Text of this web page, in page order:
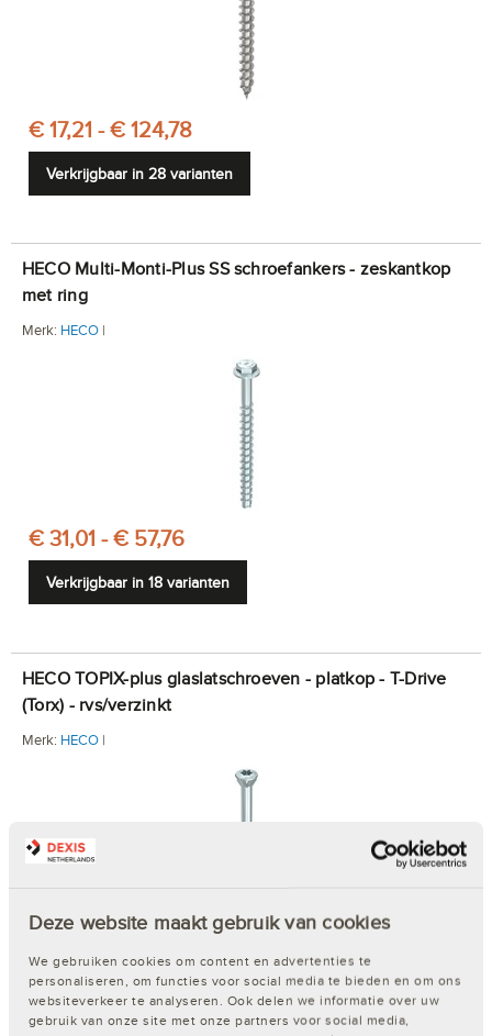
Deze website maakt gebruik van cookies
We gebruiken cookies om content en advertenties te
personaliseren, om functies voor social media te bieden en om ons
websiteverkeer te analyseren. Ook delen we informatie over uw
gebruik van onze site met onze partners voor social media,
€ 17,21 - € 124,78
Verkrijgbaar in 28 varianten
HECO Multi-Monti-Plus SS schroefankers - zeskantkop
met ring
Merk: HECO |
€ 31,01 - € 57,76
Verkrijgbaar in 18 varianten
HECO TOPIX-plus glaslatschroeven - platkop - T-Drive
(Torx) - rvs/verzinkt
Merk: HECO |
Verkrijgbaar in 2 varianten